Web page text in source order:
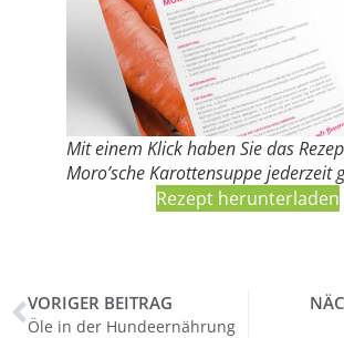
Mit einem Klick haben Sie das
Moro’sche Karottensuppe jederzeit
Rezept herunterladen
VORIGER BEITRAG
Öle in der Hundeernährung